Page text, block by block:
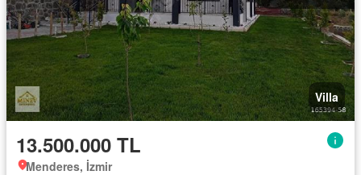
Villa
13.500.000 TL
Menderes, İzmir